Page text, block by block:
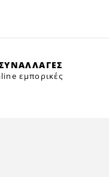
εμπορικές